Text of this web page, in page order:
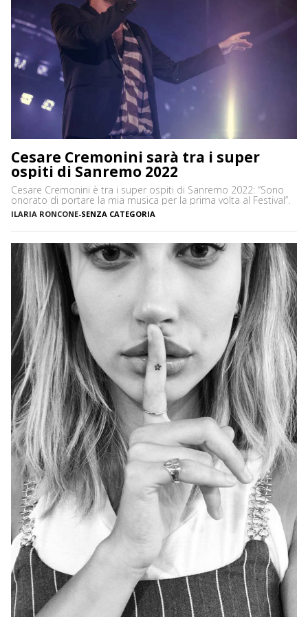
Cesare Cremonini sarà tra i super
ospiti di Sanremo 2022
Cesare Cremonini è tra i super ospiti di Sanremo 2022: “Sono
onorato di portare la mia musica per la prima volta al Festival”.
ILARIA RONCONE-SENZA CATEGORIA